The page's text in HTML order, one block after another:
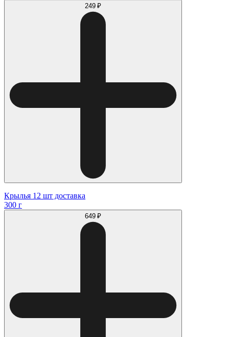
249 ₽
Крылья 12 шт доставка
300 г
649 ₽